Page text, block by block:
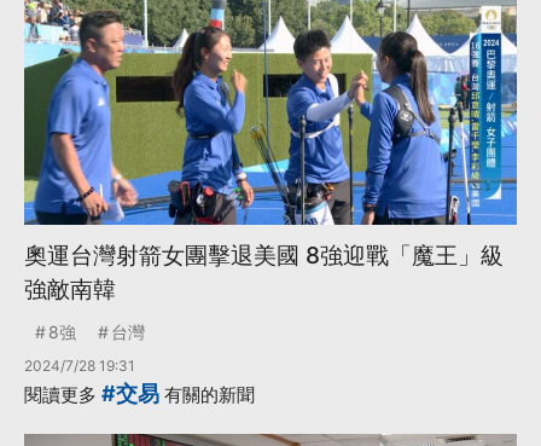
奧運台灣射箭女團擊退美國 8強迎戰「魔王」級
強敵南韓
8強 台灣
2024/7/28 19:31
閱讀更多 #交易 有關的新聞